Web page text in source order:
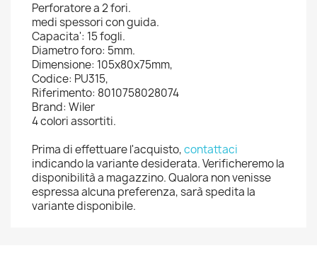
Perforatore a 2 fori.
medi spessori con guida.
Capacita': 15 fogli.
Diametro foro: 5mm.
Dimensione: 105x80x75mm,
Codice: PU315,
Riferimento: 8010758028074
Brand: Wiler
4 colori assortiti.
Prima di effettuare l'acquisto,contattaci
indicando la variante desiderata. Verificheremo la
disponibilità a magazzino. Qualora non venisse
espressa alcuna preferenza, sarà spedita la
variante disponibile.